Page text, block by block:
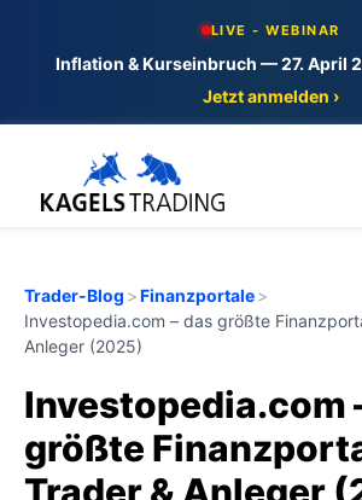
LIVE - WEBINAR
Inflation & Kurseinbruch — 27. April
Jetzt anmelden ›
Trader-Blog >Finanzportale>
Investopedia.com – das größte
Anleger (2025)
Investopedia.com
größte
Trader & Anleger